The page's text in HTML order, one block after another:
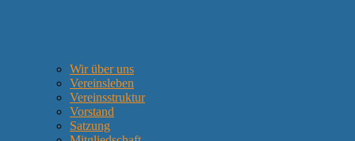
Wir über uns
Vereinsleben
Vereinsstruktur
Vorstand
Satzung